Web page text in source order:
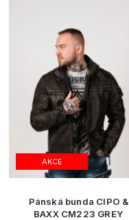
AKCE
Pánská bunda CIPO &
BAXX CM223 GREY